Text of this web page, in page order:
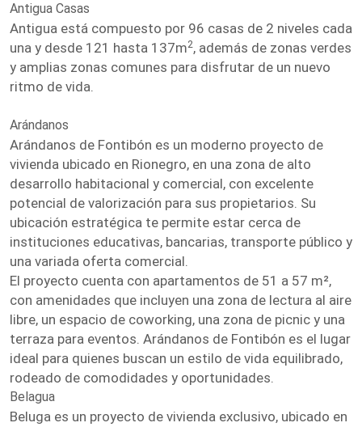
Antigua Casas
Antigua está compuesto por 96 casas de 2 niveles cada
una y desde 121 hasta 137m2, además de zonas verdes
y amplias zonas comunes para disfrutar de un nuevo
ritmo de vida.
Arándanos
Arándanos de Fontibón es un moderno proyecto de
vivienda ubicado en Rionegro, en una zona de alto
desarrollo habitacional y comercial, con excelente
potencial de valorización para sus propietarios. Su
ubicación estratégica te permite estar cerca de
instituciones educativas, bancarias, transporte público y
una variada oferta comercial.
El proyecto cuenta con apartamentos de 51 a 57 m²,
con amenidades que incluyen una zona de lectura al aire
libre, un espacio de coworking, una zona de picnic y una
terraza para eventos. Arándanos de Fontibón es el lugar
ideal para quienes buscan un estilo de vida equilibrado,
rodeado de comodidades y oportunidades.
Belagua
Beluga es un proyecto de vivienda exclusivo, ubicado en